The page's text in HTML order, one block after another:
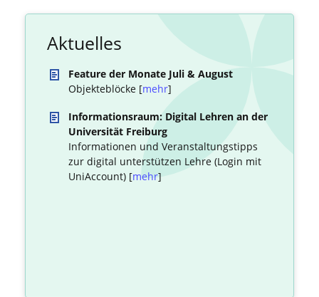
Aktuelles
Feature der Monate Juli & August
Objekteblöcke [mehr]
Informationsraum: Digital Lehren an der
Universität Freiburg
Informationen und Veranstaltungstipps
zur digital unterstützen Lehre (Login mit
UniAccount) [mehr]